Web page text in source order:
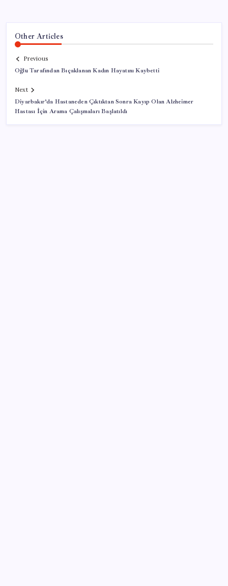
Other Articles
Previous
Oğlu Tarafından Bıçaklanan Kadın Hayatını Kaybetti
Next
Diyarbakır’da Hastaneden Çıktıktan Sonra Kayıp Olan Alzheimer
Hastası İçin Arama Çalışmaları Başlatıldı